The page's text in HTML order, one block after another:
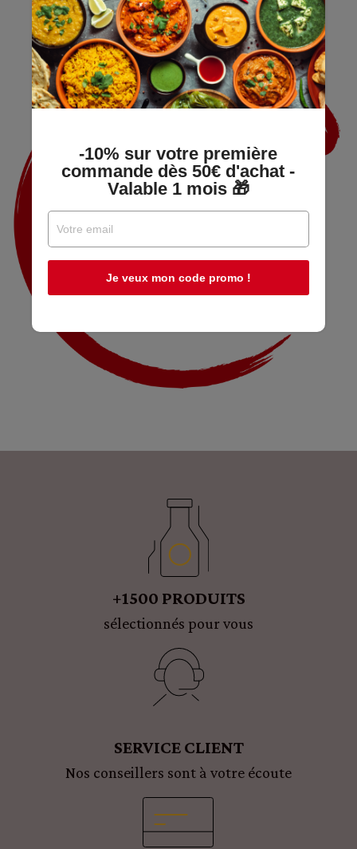
+1500 PRODUITS
sélectionnés pour vous
SERVICE CLIENT
Nos conseillers sont à votre écoute
-10% sur votre première
commande dès 50€ d'achat -
Valable 1 mois 🎁
Je veux mon code promo !